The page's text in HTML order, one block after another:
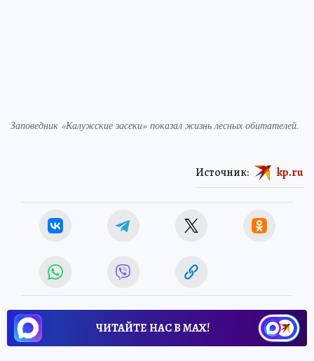
Заповедник «Калужские засеки» показал жизнь лесных обитателей.
Источник: kp.ru
ЧИТАЙТЕ НАС В МАХ!